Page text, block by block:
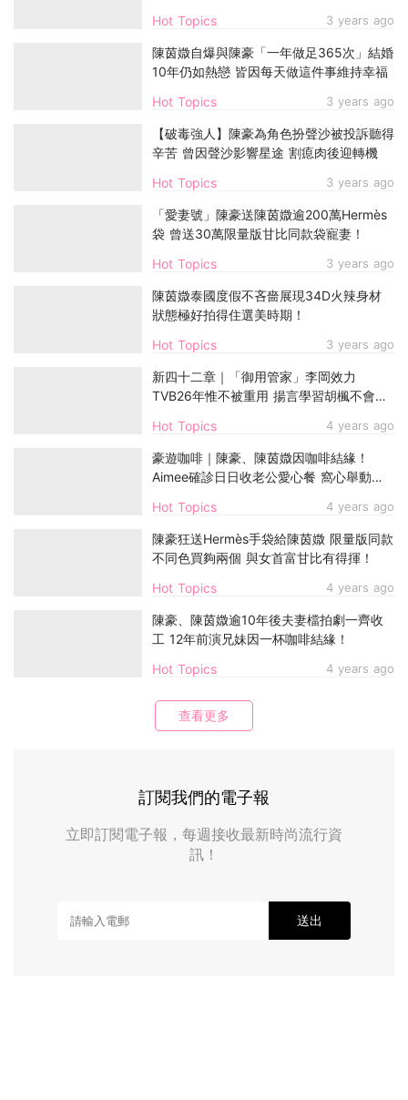
Hot Topics 3 years ago
Hot Topics 3 years ago
陳茵媺自爆與陳豪「一年做足365次」結婚
10年仍如熱戀 皆因每天做這件事維持幸福
Hot Topics 3 years ago
【破毒強人】陳豪為角色扮聲沙被投訴聽得
辛苦 曾因聲沙影響星途 割瘜肉後迎轉機
Hot Topics 3 years ago
「愛妻號」陳豪送陳茵媺逾200萬Hermès
袋 曾送30萬限量版甘比同款袋寵妻！
Hot Topics 3 years ago
陳茵媺泰國度假不吝嗇展現34D火辣身材
狀態極好拍得住選美時期！
Hot Topics 4 years ago
新四十二章｜「御用管家」李岡效力
TVB26年惟不被重用 揚言學習胡楓不會退
Hot Topics 4 years ago
豪遊咖啡｜陳豪、陳茵媺因咖啡結緣！
Aimee確診日日收老公愛心餐 窩心舉動閃
Hot Topics 4 years ago
陳豪狂送Hermès手袋給陳茵媺 限量版同款
不同色買夠兩個 與女首富甘比有得揮！
Hot Topics 4 years ago
陳豪、陳茵媺逾10年後夫妻檔拍劇一齊收
工 12年前演兄妹因一杯咖啡結緣！
查看更多
訂閱我們的電子報
立即訂閱電子報，每週接收最新時尚流行資
訊！
送出